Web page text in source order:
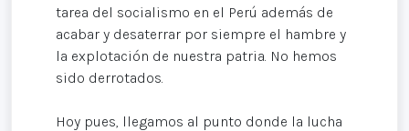
tarea del socialismo en el Perú además de
acabar y desaterrar por siempre el hambre y
la explotación de nuestra patria. No hemos
sido derrotados.
Hoy pues, llegamos al punto donde la lucha